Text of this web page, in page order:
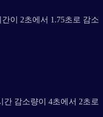
이 2초에서 1.75초로 감소
간 감소량이 4초에서 2초로